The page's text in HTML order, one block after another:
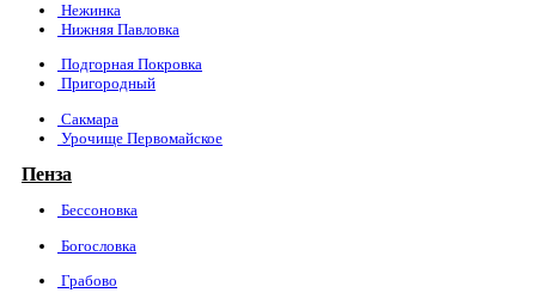
Нежинка
Нижняя Павловка
Подгорная Покровка
Пригородный
Сакмара
Урочище Первомайское
Пенза
Бессоновка
Богословка
Грабово